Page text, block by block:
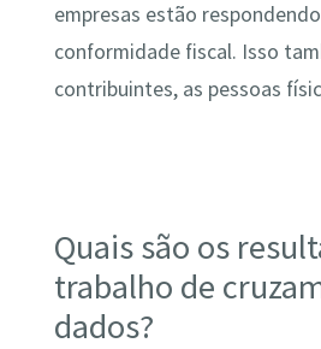
empresas estão
conformidade fiscal. Isso
contribuintes, as pessoas
Quais são os
trabalho de
dados?